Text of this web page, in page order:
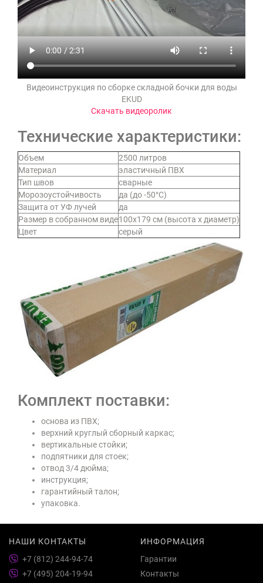
Видеоинструкция по сборке складной бочки для воды
EKUD
Скачать видеоролик
Технические характеристики:
Объем
2500 литров
Материал
эластичный ПВХ
Тип швов
сварные
Морозоустойчивость
да (до -50°C)
Защита от УФ лучей
да
Размер в собранном виде100х179 см (высота х диаметр)
Цвет
серый
Комплект поставки:
основа из ПВХ;
верхний круглый сборный каркас;
вертикальные стойки;
подпятники для стоек;
отвод 3/4 дюйма;
инструкция;
гарантийный талон;
упаковка.
НАШИ КОНТАКТЫ
+7 (812) 244-94-74
+7 (495) 204-19-94
ИНФОРМАЦИЯ
Гарантии
Контакты